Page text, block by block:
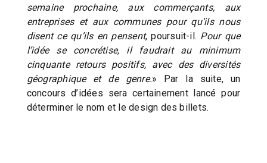
semaine prochaine, aux commerçants, aux
entreprises et aux communes pour qu’ils nous
disent ce qu’ils en pensent, poursuit-il. Pour que
l’idée se concrétise, il faudrait au minimum
cinquante retours positifs, avec des diversités
géographique et de genre.» Par la suite, un
concours d’idées sera certainement lancé pour
déterminer le nom et le design des billets.